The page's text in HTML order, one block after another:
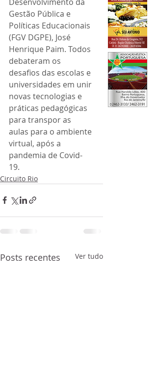
Gestão Pública e
Políticas Educacionais
(FGV DGPE), José
Henrique Paim. Todos
debateram os
desafios das escolas e
universidades em unir
novas tecnologias e
práticas pedagógicas
para transpor as
aulas para o ambiente
virtual, após a
pandemia de Covid-
19.
Circuito Rio
Posts recentes Ver tudo